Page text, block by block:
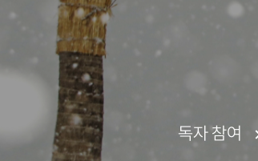
독자 참여